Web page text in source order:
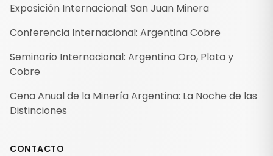
Exposición Internacional: San Juan Minera
Conferencia Internacional: Argentina Cobre
Seminario Internacional: Argentina Oro, Plata y
Cobre
Cena Anual de la Minería Argentina: La Noche de las
Distinciones
CONTACTO